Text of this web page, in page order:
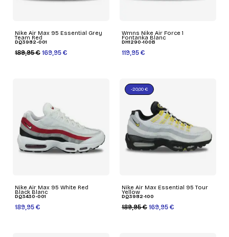
Nike Air Max 95 Essential Grey
Team Red
DQ3982-001
189,95 € 169,95 €
Wmns Nike Air Force 1
Fontanka Blanc
DH1290-100B
119,95 €
Nike Air Max 95 White Red
Black Blanc
DQ3430-001
189,95 €
Nike Air Max Essential 95 Tour
Yellow
DQ3982-100
189,95 € 169,95 €
-20,00 €